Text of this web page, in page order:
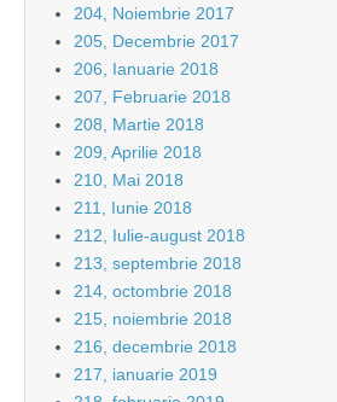
204, Noiembrie 2017
205, Decembrie 2017
206, Ianuarie 2018
207, Februarie 2018
208, Martie 2018
209, Aprilie 2018
210, Mai 2018
211, Iunie 2018
212, Iulie-august 2018
213, septembrie 2018
214, octombrie 2018
215, noiembrie 2018
216, decembrie 2018
217, ianuarie 2019